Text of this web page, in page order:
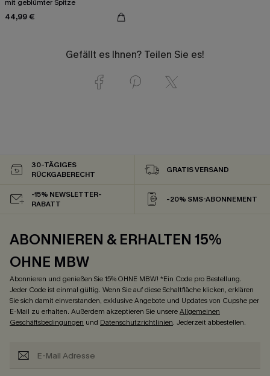
mit geblümter Spitze
44,99 €
Gefällt es Ihnen? Teilen Sie es!
30-TÄGIGES
RÜCKGABERECHT
GRATIS VERSAND
-15% NEWSLETTER-
RABATT
-20% SMS-ABONNEMENT
ABONNIEREN & ERHALTEN 15%
OHNE MBW
Abonnieren und genießen Sie 15% OHNE MBW! *Ein Code pro Bestellung.
Jeder Code ist einmal gültig. Wenn Sie auf diese Schaltfläche klicken, erklären
Sie sich damit einverstanden, exklusive Angebote und Updates von Cupshe per
E-Mail zu erhalten. Außerdem akzeptieren Sie unsereAllgemeinen
Geschäftsbedingungen und Datenschutzrichtlinien. Jederzeit abbestellen.